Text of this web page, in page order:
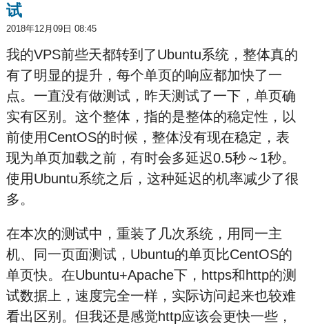
试
2018年12月09日 08:45
我的VPS前些天都转到了Ubuntu系统，整体真的
有了明显的提升，每个单页的响应都加快了一
点。一直没有做测试，昨天测试了一下，单页确
实有区别。这个整体，指的是整体的稳定性，以
前使用CentOS的时候，整体没有现在稳定，表
现为单页加载之前，有时会多延迟0.5秒～1秒。
使用Ubuntu系统之后，这种延迟的机率减少了很
多。
在本次的测试中，重装了几次系统，用同一主
机、同一页面测试，Ubuntu的单页比CentOS的
单页快。在Ubuntu+Apache下，https和http的测
试数据上，速度完全一样，实际访问起来也较难
看出区别。但我还是感觉http应该会更快一些，